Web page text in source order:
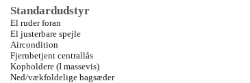
Standardudstyr
El ruder foran
El justerbare spejle
Aircondition
Fjernbetjent centrallås
Kopholdere (I massevis)
Ned/vækfoldelige bagsæder